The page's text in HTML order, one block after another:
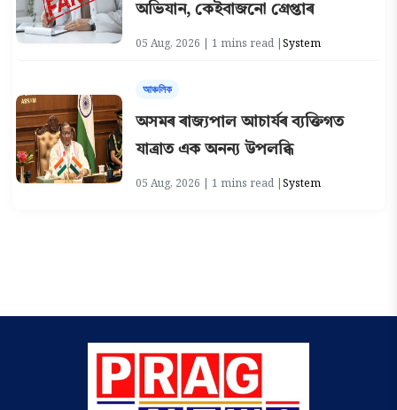
অভিযান, কেইবাজনো গ্ৰেপ্তাৰ
05 Aug, 2026 | 1 mins read |System
আঞ্চলিক
অসমৰ ৰাজ্যপাল আচাৰ্যৰ ব্যক্তিগত
যাত্ৰাত এক অনন্য উপলব্ধি
05 Aug, 2026 | 1 mins read |System